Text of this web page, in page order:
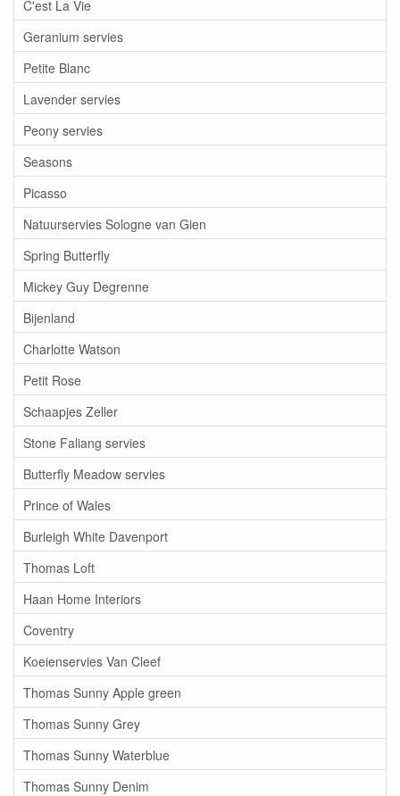
C'est La Vie
Geranium servies
Petite Blanc
Lavender servies
Peony servies
Seasons
Picasso
Natuurservies Sologne van Gien
Spring Butterfly
Mickey Guy Degrenne
Bijenland
Charlotte Watson
Petit Rose
Schaapjes Zeller
Stone Faliang servies
Butterfly Meadow servies
Prince of Wales
Burleigh White Davenport
Thomas Loft
Haan Home Interiors
Coventry
Koeienservies Van Cleef
Thomas Sunny Apple green
Thomas Sunny Grey
Thomas Sunny Waterblue
Thomas Sunny Denim